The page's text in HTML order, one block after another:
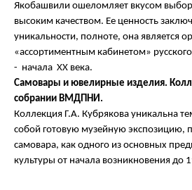
Якобашвили ошеломляет вкусом
высоким качеством. Ее ценность
уникальности, полноте, она является
«ассортиментным кабинетом»
- начала XX века.
Самовары и ювелирные изделия.
собрании ВМДПНИ.
Коллекция Г.А. Кубрякова уникальна
собой готовую музейную экспозицию,
самовара, как одного из основных
культуры от начала возникновения до